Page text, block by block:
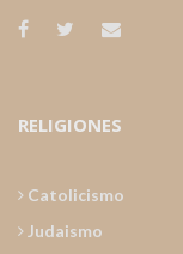
RELIGIONES
Catolicismo
Judaismo